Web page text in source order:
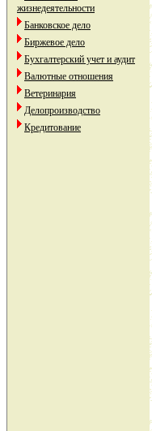
жизнедеятельности
Банковское дело
Биржевое дело
Бухгалтерский учет и аудит
Валютные отношения
Ветеринария
Делопроизводство
Кредитование